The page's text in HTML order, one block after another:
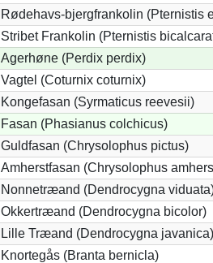
Rødehavs-bjergfrankolin (Pternistis
Stribet Frankolin (Pternistis
Agerhøne (Perdix perdix)
Vagtel (Coturnix coturnix)
Kongefasan (Syrmaticus reevesii)
Fasan (Phasianus colchicus)
Guldfasan (Chrysolophus pictus)
Amherstfasan (Chrysolophus
Nonnetræand (Dendrocygna
Okkertræand (Dendrocygna bicolor)
Lille Træand (Dendrocygna javanica)
Knortegås (Branta bernicla)